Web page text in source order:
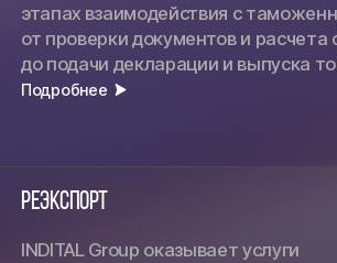
этапах взаимодействия с
от проверки документов и расчета
до подачи декларации и выпуска
Подробнее
Реэкспорт
INDITAL Group оказывает услуги